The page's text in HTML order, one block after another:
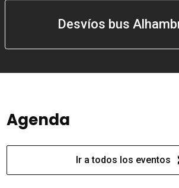
Desvíos bus
Agenda
Ir a todos los eventos